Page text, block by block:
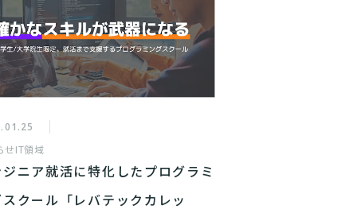
せIT領域
ニア就活に特化したプログラミ
クール「レバテックカレッ